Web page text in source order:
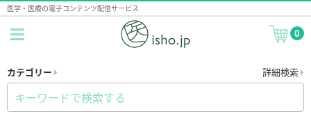
医学・医療の電子コンテンツ配信サービス
0
カテゴリー 詳細検索